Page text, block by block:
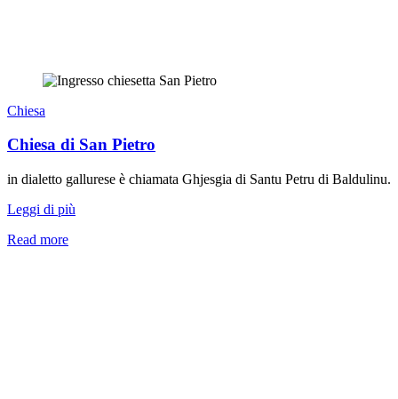
Chiesa
Chiesa di San Pietro
in dialetto gallurese è chiamata Ghjesgia di Santu Petru di Baldulinu.
Leggi di più
Read more